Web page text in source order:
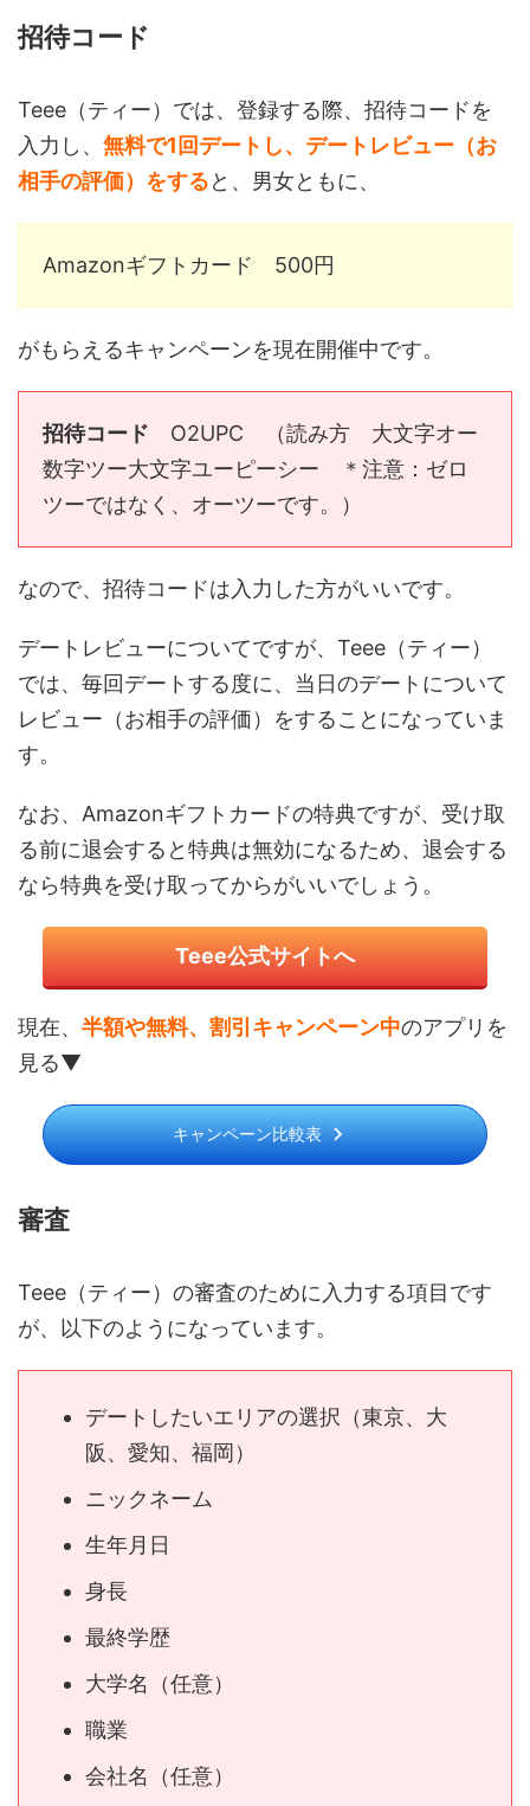
招待コード
Teee（ティー）では、登録する際、招待コードを
入力し、 無料で1回デートし、デートレビュー（お
相手の評価）をすると、男女ともに、
Amazonギフトカード 500円
がもらえるキャンペーンを現在開催中です。
招待コード O2UPC （読み方 大文字オー
数字ツー大文字ユーピーシー ＊注意：ゼロ
ツーではなく、オーツーです。）
なので、招待コードは入力した方がいいです。
デートレビューについてですが、Teee（ティー）
では、毎回デートする度に、当日のデートについて
レビュー（お相手の評価）をすることになっていま
す。
なお、Amazonギフトカードの特典ですが、受け取
る前に退会すると特典は無効になるため、退会する
なら特典を受け取ってからがいいでしょう。
Teee公式サイトへ
現在、 半額や無料、割引キャンペーン中のアプリを
見る▼
キャンペーン比較表
審査
Teee（ティー）の審査のために入力する項目です
が、以下のようになっています。
デートしたいエリアの選択（東京、大
阪、愛知、福岡）
ニックネーム
生年月日
身長
最終学歴
大学名（任意）
職業
会社名（任意）